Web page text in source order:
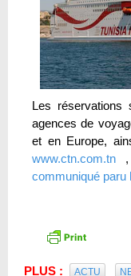
Les réservations
agences de
et en Europe,
www.ctn.com.tn ,
communiqué paru
PLUS : ACTU